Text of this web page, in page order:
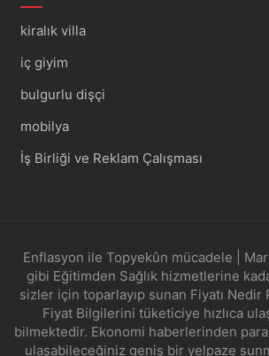
kiralık villa
iç giyim
bulgurlu dişçi
mobilya
İş Birliği ve Reklam Çalışması
Enflasyon ile Topyekûn mücadele |
gibi Eğitimden Sağlık hizmetlerine
sizler için toparlayıp sunan Fiyatı Nedir
Fiyat Bilgilerini tüketiciye hızlıca
bilmektedir. Ekonomi haberlerinden
ulaşabileceğiniz geniş bir yelpaze